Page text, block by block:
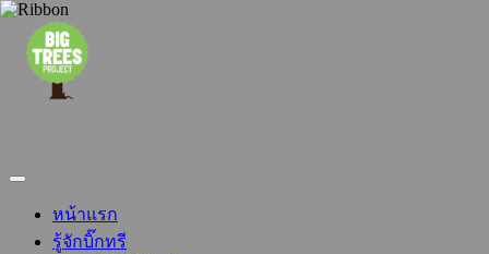
หน้าแรก
รู้จักบิ๊กทรี